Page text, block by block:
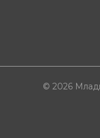
© 2026